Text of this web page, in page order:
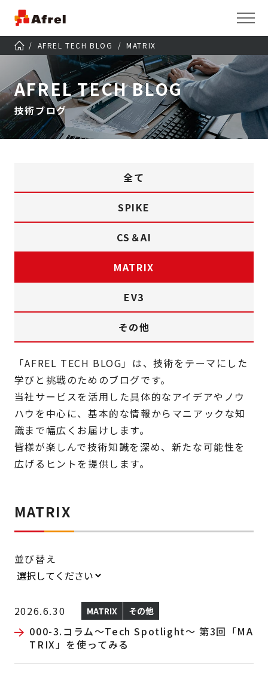
AFREL TECH BLOG MATRIX
AFREL TECH BLOG
技術ブログ
全て
SPIKE
CS＆AI
MATRIX
EV3
その他
「AFREL TECH BLOG」は、技術をテーマにした
学びと挑戦のためのブログです。
当社サービスを活用した具体的なアイデアやノウ
ハウを中心に、基本的な情報からマニアックな知
識まで幅広くお届けします。
皆様が楽しんで技術知識を深め、新たな可能性を
広げるヒントを提供します。
MATRIX
並び替え
2026.6.30 MATRIX その他
000-3.コラム～Tech Spotlight～ 第3回「MA
TRIX」を使ってみる